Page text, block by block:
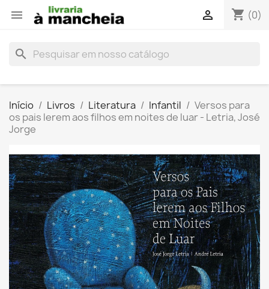
 shopping_cart (0)

search
Início Livros Literatura Infantil
Versos para
os pais lerem aos filhos em noites de luar - Letria, José
Jorge